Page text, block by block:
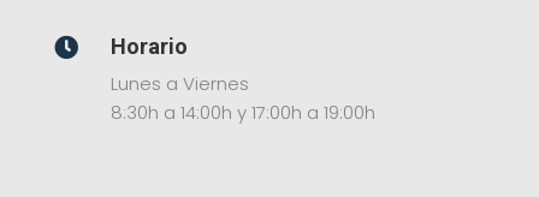

Horario
Lunes a Viernes
8:30h a 14:00h y 17:00h a 19:00h